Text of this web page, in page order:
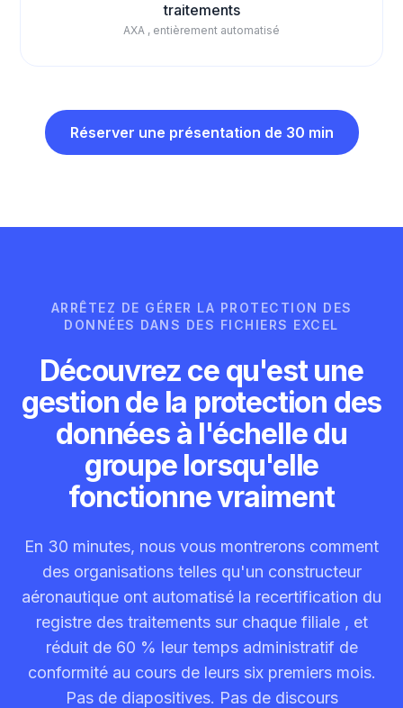
traitements
AXA , entièrement automatisé
Réserver une présentation de 30 min
ARRÊTEZ DE GÉRER LA PROTECTION DES
DONNÉES DANS DES FICHIERS EXCEL
Découvrez ce qu'est une
gestion de la protection des
données à l'échelle du
groupe lorsqu'elle
fonctionne vraiment
En 30 minutes, nous vous montrerons comment
des organisations telles qu'un constructeur
aéronautique ont automatisé la recertification du
registre des traitements sur chaque filiale , et
réduit de 60 % leur temps administratif de
conformité au cours de leurs six premiers mois.
Pas de diapositives. Pas de discours